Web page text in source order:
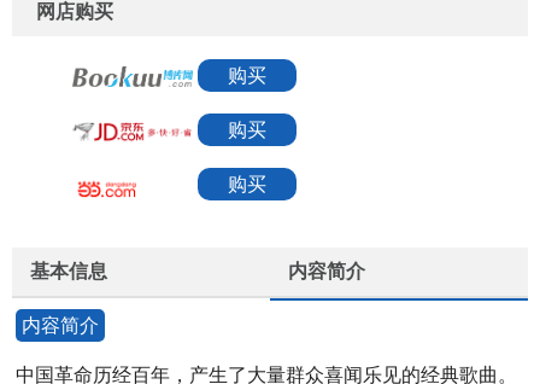
网店购买
购买
购买
购买
基本信息 内容简介
内容简介
中国革命历经百年，产生了大量群众喜闻乐见的经典歌曲。